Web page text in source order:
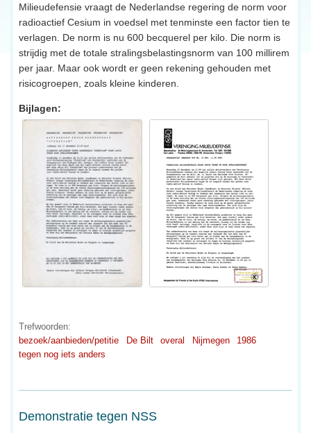
Milieudefensie vraagt de Nederlandse regering de norm voor
radioactief Cesium in voedsel met tenminste een factor tien te
verlagen. De norm is nu 600 becquerel per kilo. Die norm is
strijdig met de totale stralingsbelastingsnorm van 100 millirem
per jaar. Maar ook wordt er geen rekening gehouden met
risicogroepen, zoals kleine kinderen.
Bijlagen:
Trefwoorden:
bezoek/aanbieden/petitie
De Bilt overal Nijmegen
1986
tegen nog iets anders
Demonstratie tegen NSS